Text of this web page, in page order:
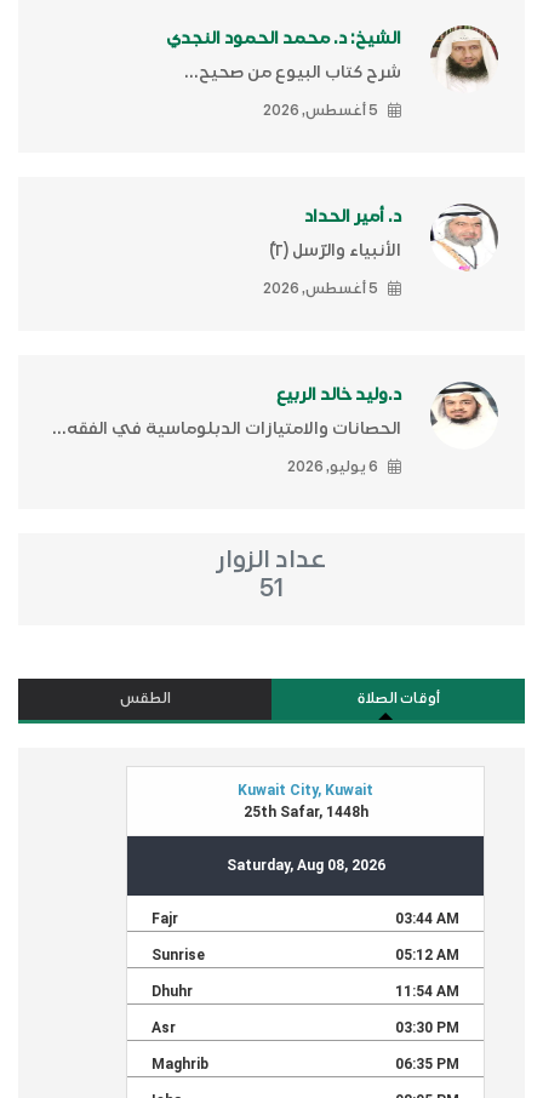
الشيخ: د. محمد الحمود النجدي
شرح كتاب البيوع من صحيح...
5 أغسطس, 2026
د. أمير الحداد
الأنبياء والرّسل (٢)ّ
5 أغسطس, 2026
د.وليد خالد الربيع
الحصانات والامتيازات الدبلوماسية في الفقه...
6 يوليو, 2026
عداد الزوار
51
أوقات الصلاة الطقس